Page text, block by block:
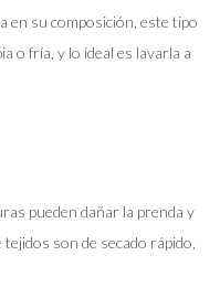
en su composición, este tipo
o fría, y lo ideal es lavarla a
pueden dañar la prenda y
son de secado rápido,